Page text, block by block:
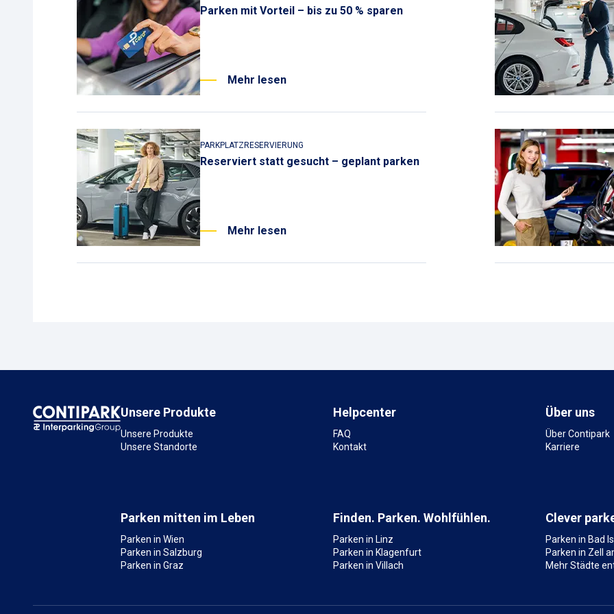
Parken mit Vorteil – bis zu 50 % sparen
Mehr lesen
Reserviert statt gesucht – geplant parken
PARKPLATZRESERVIERUNG
Mehr lesen
Unsere Produkte
Unsere Produkte
Unsere Standorte
Helpcenter
FAQ
Kontakt
Über uns
Über Contipark
Karriere
Parken mitten im Leben
Parken in Wien
Parken in Salzburg
Parken in Graz
Finden. Parken. Wohlfühlen.
Parken in Linz
Parken in Klagenfurt
Parken in Villach
Clever
Parken in Bad
Parken in Zell
Mehr Städte